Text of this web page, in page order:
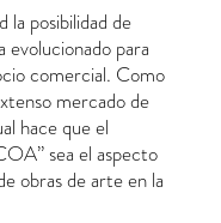
la posibilidad de
evolucionado para
comercial. Como
mercado de
hace que el
sea el aspecto
obras de arte en la